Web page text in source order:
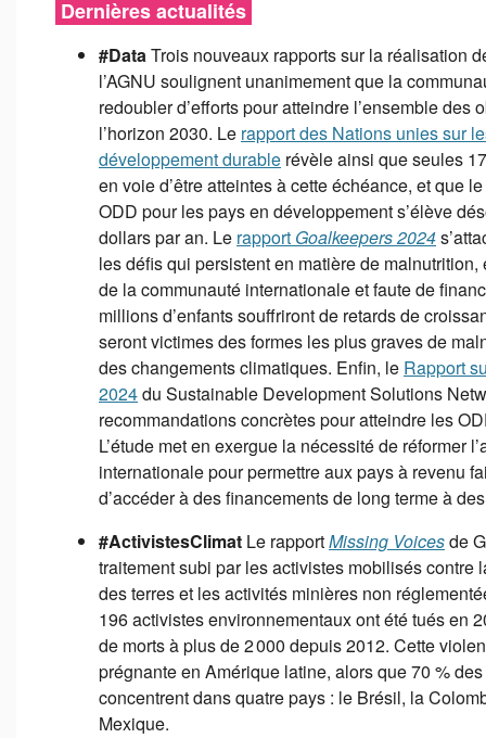
Dernières actualités
#DataTrois nouveaux rapports sur la réalisation
l’AGNU soulignent unanimement que la
redoubler d’efforts pour atteindre l’ensemble des
l’horizon 2030. Le rapport des Nations unies sur
développement durable révèle ainsi que seules
en voie d’être atteintes à cette échéance, et que
ODD pour les pays en développement s’élève
dollars par an. Le rapport Goalkeepers 2024
les défis qui persistent en matière de
de la communauté internationale et faute de
millions d’enfants souffriront de retards de
seront victimes des formes les plus graves de
des changements climatiques. Enfin, le Rapport
2024du Sustainable Development Solutions
recommandations concrètes pour atteindre les
L’étude met en exergue la nécessité de réformer
internationale pour permettre aux pays à revenu
d’accéder à des financements de long terme à
#ActivistesClimat Le rapportMissing Voicesde
traitement subi par les activistes mobilisés contre
des terres et les activités minières non
196 activistes environnementaux ont été tués en
de morts à plus de 2 000 depuis 2012. Cette
prégnante en Amérique latine, alors que 70 %
concentrent dans quatre pays : le Brésil, la
Mexique.